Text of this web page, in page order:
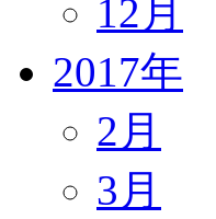
12月
2017年
2月
3月